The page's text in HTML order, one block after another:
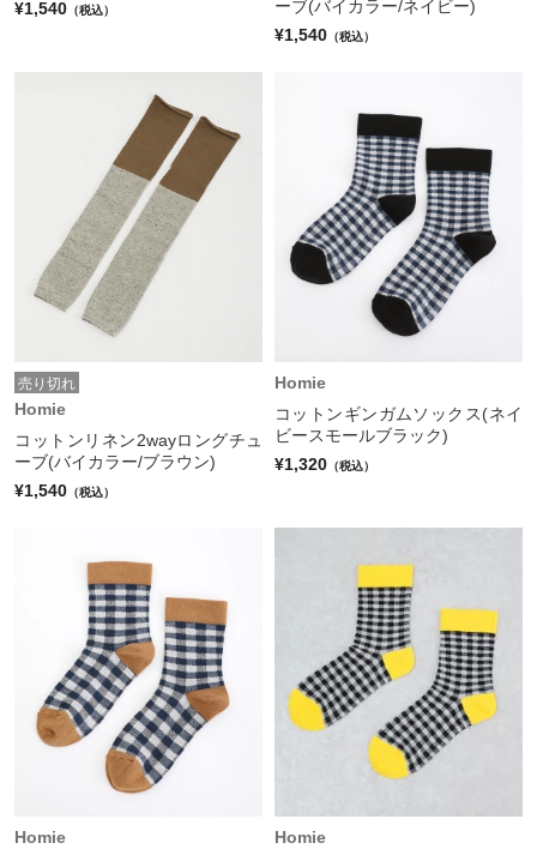
¥1,540 （税込）
ーブ(バイカラー/ネイビー)
¥1,540 （税込）
売り切れ
Homie
コットンリネン2wayロングチュ
ーブ(バイカラー/ブラウン)
¥1,540 （税込）
Homie
コットンギンガムソックス(ネイ
ビースモールブラック)
¥1,320 （税込）
Homie
Homie